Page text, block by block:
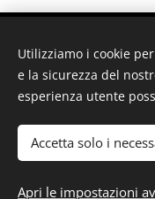
10128 -
© 2024 ST-
Utilizziamo i cookie
e la sicurezza del
esperienza utente
Accetta solo i
Apri le impostazioni